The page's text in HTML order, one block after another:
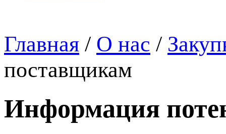
Главная / О нас /
поставщикам
Информация